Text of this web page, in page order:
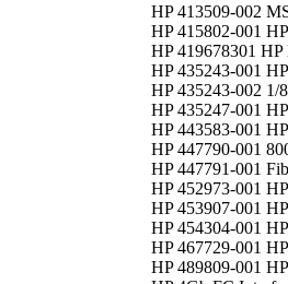
HP 413509-002
HP 415802-001
HP 419678301
HP 435243-001
HP 435243-002 1/
HP 435247-001
HP 443583-001
HP 447790-001
HP 447791-001
HP 452973-001
HP 453907-001
HP 454304-001
HP 467729-001
HP 489809-001